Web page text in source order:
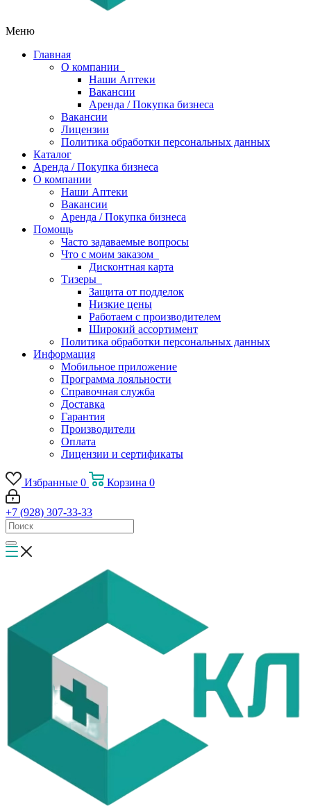
Меню
Главная
О компании
Наши Аптеки
Вакансии
Аренда / Покупка бизнеса
Вакансии
Лицензии
Политика обработки персональных данных
Каталог
Аренда / Покупка бизнеса
О компании
Наши Аптеки
Вакансии
Аренда / Покупка бизнеса
Помощь
Часто задаваемые вопросы
Что с моим заказом
Дисконтная карта
Тизеры
Защита от подделок
Низкие цены
Работаем с производителем
Широкий ассортимент
Политика обработки персональных данных
Информация
Мобильное приложение
Программа лояльности
Справочная служба
Доставка
Гарантия
Производители
Оплата
Лицензии и сертификаты
Избранные 0 Корзина 0
+7 (928) 307-33-33